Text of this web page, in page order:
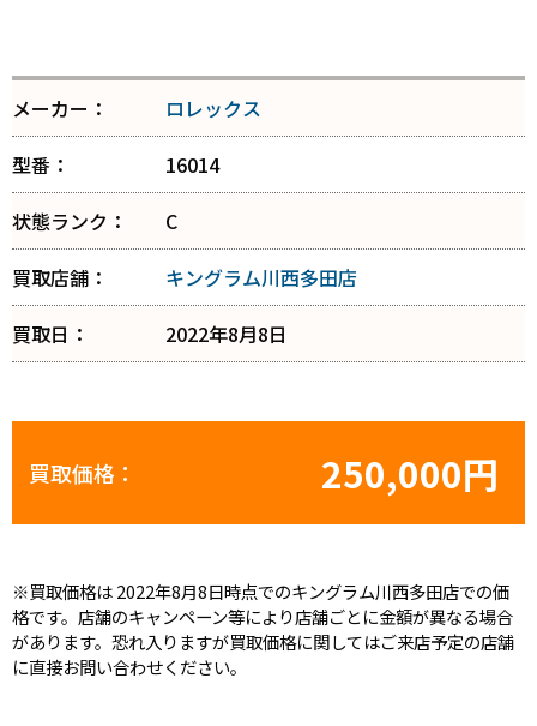
メーカー：
ロレックス
型番：
16014
状態ランク：
C
買取店舗：
キングラム川西多田店
買取日：
2022年8月8日
買取価格： 250,000円
※買取価格は 2022年8月8日時点でのキングラム川西多田店での価
格です。店舗のキャンペーン等により店舗ごとに金額が異なる場合
があります。恐れ入りますが買取価格に関してはご来店予定の店舗
に直接お問い合わせください。